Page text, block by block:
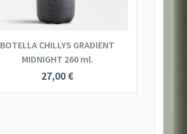
BOTELLA CHILLYS GRADIENT
MIDNIGHT 260 ml.
27,00 €